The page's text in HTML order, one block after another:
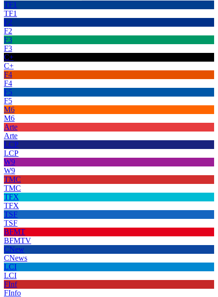
TF1
TF1
F2
F2
F3
F3
C+
C+
F4
F4
F5
F5
M6
M6
Arte
Arte
LCP
LCP
W9
W9
TMC
TMC
TFX
TFX
TSF
TSF
BFMT
BFMTV
CNew
CNews
LCI
LCI
FInf
FInfo